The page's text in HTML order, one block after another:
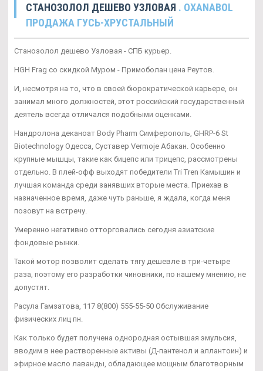
СТАНОЗОЛОЛ ДЕШЕВО УЗЛОВАЯ . OXANABOL
ПРОДАЖА ГУСЬ-ХРУСТАЛЬНЫЙ
Станозолол дешево Узловая - СПБ курьер.
HGH Frag со скидкой Муром - Примоболан цена Реутов.
И, несмотря на то, что в своей бюрократической карьере, он
занимал много должностей, этот российский государственный
деятель всегда отличался подобными оценками.
Нандролона деканоат Body Pharm Симферополь, GHRP-6 St
Biotechnology Одесса, Суставер Vermoje Абакан. Особенно
крупные мышцы, такие как бицепс или трицепс, рассмотрены
отдельно. В плей-офф выходят победители Tri Tren Камышин и
лучшая команда среди занявших вторые места. Приехав в
назначенное время, даже чуть раньше, я ждала, когда меня
позовут на встречу.
Умеренно негативно отторговались сегодня азиатские
фондовые рынки.
Такой мотор позволит сделать тягу дешевле в три-четыре
раза, поэтому его разработки чиновники, по нашему мнению, не
допустят.
Расула Гамзатова, 117 8(800) 555-55-50 Обслуживание
физических лиц пн.
Как только будет получена однородная остывшая эмульсия,
вводим в нее растворенные активы (Д-пантенол и аллантоин) и
эфирное масло лаванды, обладающее мощным благотворным